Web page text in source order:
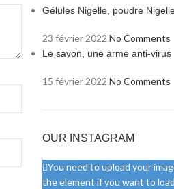
Gélules Nigelle, poudre
23 février 2022 No Comments
Le savon, une arme anti-virus
15 février 2022 No Comments
OUR INSTAGRAM
You need to upload your
the element if you want to